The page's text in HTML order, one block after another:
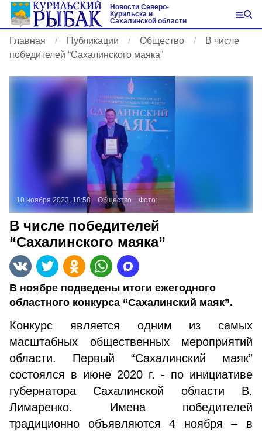
Новости Северо-
Курильска и
Сахалинской области
Главная Публикации Общество
В числе
победителей “Сахалинского маяка”
10 ноября 2023, 18:58 Общество Фото:
В числе победителей
“Сахалинского маяка”
В ноябре подведены итоги ежегодного
областного конкурса “Сахалинский маяк”.
Конкурс является одним из самых
масштабных общественных мероприятий
области. Первый “Сахалинский маяк”
состоялся в июне 2020 г. - по инициативе
губернатора Сахалинской области В.
Лимаренко. Имена победителей
традиционно объявляются 4 ноября – в